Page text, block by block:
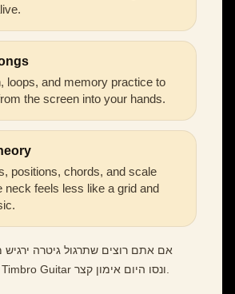
loops, and memory practice to
the screen into your hands.
positions, chords, and scale
neck feels less like a grid and
אם אתם רוצים שתרגול גיטרה ירגיש
אקראי, הורידו את Timbro Guitar ונסו היום אימון קצר.